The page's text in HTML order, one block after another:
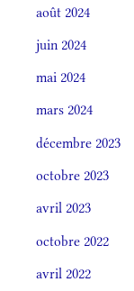
août 2024
juin 2024
mai 2024
mars 2024
décembre 2023
octobre 2023
avril 2023
octobre 2022
avril 2022